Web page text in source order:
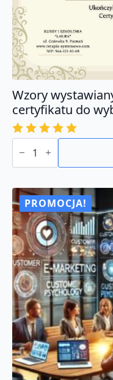
Wzory
certyfikatu do
ilość
Wzory
dokumentów.
certyfikatu
do
wyboru:)
PROMOCJA!